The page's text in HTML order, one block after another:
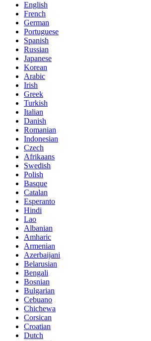
English
French
German
Portuguese
Spanish
Russian
Japanese
Korean
Arabic
Irish
Greek
Turkish
Italian
Danish
Romanian
Indonesian
Czech
Afrikaans
Swedish
Polish
Basque
Catalan
Esperanto
Hindi
Lao
Albanian
Amharic
Armenian
Azerbaijani
Belarusian
Bengali
Bosnian
Bulgarian
Cebuano
Chichewa
Corsican
Croatian
Dutch